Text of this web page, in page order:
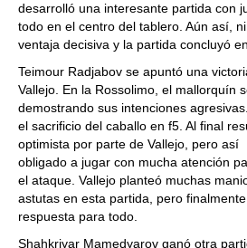
desarrolló una interesante partida con
todo en el centro del tablero. Aún así,
ventaja decisiva y la partida concluyó
Teimour Radjabov se apuntó una
Vallejo. En la Rossolimo, el mallorquín
demostrando sus intenciones
el sacrificio del caballo en f5. Al final
optimista por parte de Vallejo, pero así
obligado a jugar con mucha atención
el ataque. Vallejo planteó muchas
astutas en esta partida, pero
respuesta para todo.
Shahkriyar Mamedyarov ganó otra